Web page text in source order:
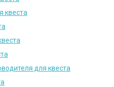
квеста
для квеста